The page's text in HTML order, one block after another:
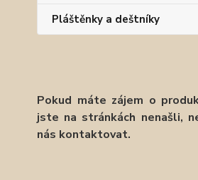
Pláštěnky a deštníky
Pokud máte zájem o
jste na stránkách nenašli,
nás kontaktovat.